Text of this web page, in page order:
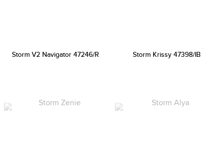
Storm V2 Navigator 47246/R Storm Krissy 47398/IB